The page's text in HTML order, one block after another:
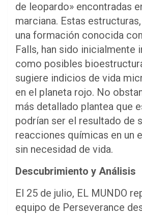
de leopardo» encontradas
marciana. Estas
una formación conocida
Falls, han sido inicialmente
como posibles
sugiere indicios de vida
en el planeta rojo. No
más detallado plantea que
podrían ser el resultado de
reacciones químicas en un
sin necesidad de vida.
Descubrimiento y Análisis
El 25 de julio, EL MUNDO
equipo de Perseverance